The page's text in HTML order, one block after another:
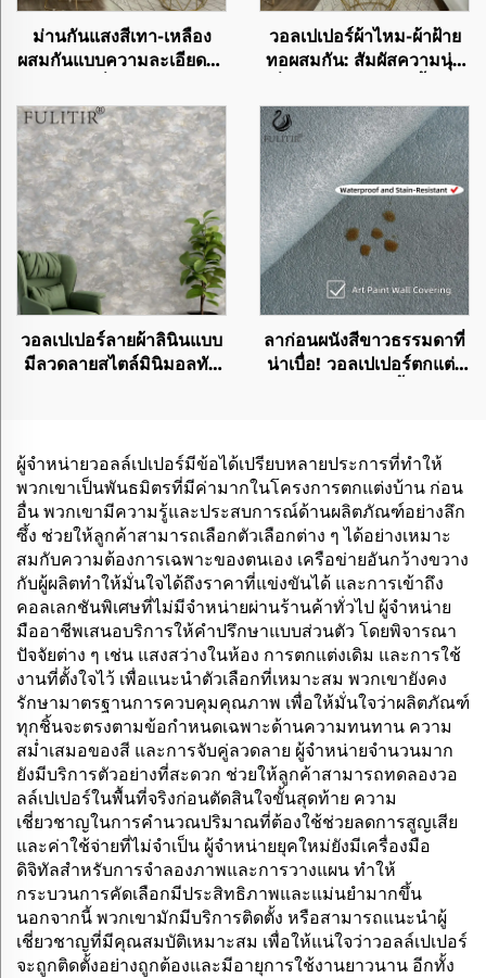
ม่านกันแสงสีเทา-เหลือง
ผสมกันแบบความละเอียดสูง
นิมอลทันสมัยแบบแยกสี
ชัดเจน
วอลเปเปอร์ผ้าไหม-ผ้าฝ้าย
ทอผสมกัน: สัมผัสความนุ่ม
ฝ้ายที่นุ่มสบาย กำหนดนิยาม
ใหม่ของความงามสำหรับ
ผนัง
วอลเปเปอร์ลายผ้าลินินแบบ
มีลวดลายสไตล์มินิมอลทัน
เป็นมิตรกับสิ่งแวดล้อม มี
หลายสีให้เลือก
ลาก่อนผนังสีขาวธรรมดาที่
น่าเบื่อ! วอลเปเปอร์ตกแต่ง
เนื้อผิวจากธรรมชาติ
ผู้จำหน่ายวอลล์เปเปอร์มีข้อได้เปรียบหลายประการที่ทำให้
พวกเขาเป็นพันธมิตรที่มีค่ามากในโครงการตกแต่งบ้าน ก่อน
อื่น พวกเขามีความรู้และประสบการณ์ด้านผลิตภัณฑ์อย่างลึก
ซึ้ง ช่วยให้ลูกค้าสามารถเลือกตัวเลือกต่าง ๆ ได้อย่างเหมาะ
สมกับความต้องการเฉพาะของตนเอง เครือข่ายอันกว้างขวาง
กับผู้ผลิตทำให้มั่นใจได้ถึงราคาที่แข่งขันได้ และการเข้าถึง
คอลเลกชันพิเศษที่ไม่มีจำหน่ายผ่านร้านค้าทั่วไป ผู้จำหน่าย
มืออาชีพเสนอบริการให้คำปรึกษาแบบส่วนตัว โดยพิจารณา
ปัจจัยต่าง ๆ เช่น แสงสว่างในห้อง การตกแต่งเดิม และการใช้
งานที่ตั้งใจไว้ เพื่อแนะนำตัวเลือกที่เหมาะสม พวกเขายังคง
รักษามาตรฐานการควบคุมคุณภาพ เพื่อให้มั่นใจว่าผลิตภัณฑ์
ทุกชิ้นจะตรงตามข้อกำหนดเฉพาะด้านความทนทาน ความ
สม่ำเสมอของสี และการจับคู่ลวดลาย ผู้จำหน่ายจำนวนมาก
ยังมีบริการตัวอย่างที่สะดวก ช่วยให้ลูกค้าสามารถทดลองวอ
ลล์เปเปอร์ในพื้นที่จริงก่อนตัดสินใจขั้นสุดท้าย ความ
เชี่ยวชาญในการคำนวณปริมาณที่ต้องใช้ช่วยลดการสูญเสีย
และค่าใช้จ่ายที่ไม่จำเป็น ผู้จำหน่ายยุคใหม่ยังมีเครื่องมือ
ดิจิทัลสำหรับการจำลองภาพและการวางแผน ทำให้
กระบวนการคัดเลือกมีประสิทธิภาพและแม่นยำมากขึ้น
นอกจากนี้ พวกเขามักมีบริการติดตั้ง หรือสามารถแนะนำผู้
เชี่ยวชาญที่มีคุณสมบัติเหมาะสม เพื่อให้แน่ใจว่าวอลล์เปเปอร์
จะถูกติดตั้งอย่างถูกต้องและมีอายุการใช้งานยาวนาน อีกทั้ง